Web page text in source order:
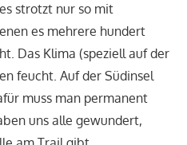
strotzt nur so mit
es mehrere hundert
Das Klima (speziell auf der
feucht. Auf der Südinsel
muss man permanent
uns alle gewundert,